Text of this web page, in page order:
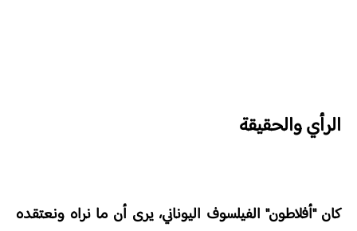
الرأي والحقيقة
كان "أفلاطون" الفيلسوف اليوناني، يرى أن ما نراه ونعتقده